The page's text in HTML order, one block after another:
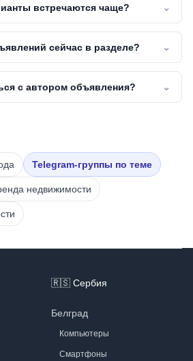
встречаются чаще? ⌄
сейчас в разделе? ⌄
с автором объявления? ⌄
Telegram-группы по теме
недвижимости
🇷🇸 Сербия
Белград
Компьютеры
Смартфоны